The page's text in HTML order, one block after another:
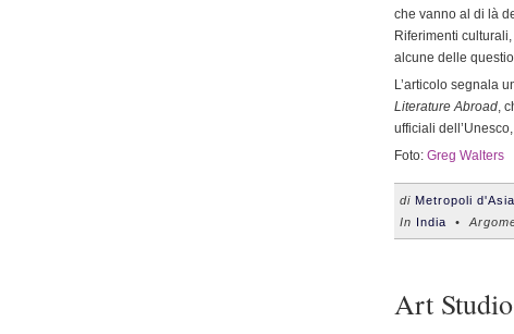
che vanno al di là
Riferimenti
alcune delle
L’articolo segnala
Literature Abroad,
ufficiali
Foto: Greg Walters
di Metropoli d'Asia
In India •
Art Studio